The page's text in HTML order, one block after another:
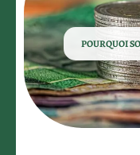
POURQUOI